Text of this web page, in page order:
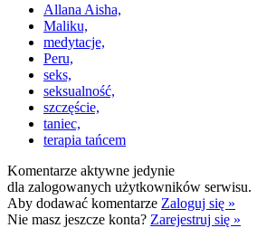
Allana Aisha,
Maliku,
medytacje,
Peru,
seks,
seksualność,
szczęście,
taniec,
terapia tańcem
Komentarze aktywne jedynie
dla zalogowanych użytkowników serwisu.
Aby dodawać komentarze Zaloguj się »
Nie masz jeszcze konta? Zarejestruj się »